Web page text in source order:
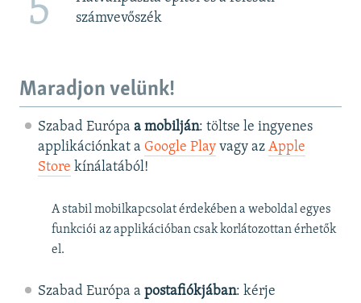
5
számvevőszék
Maradjon velünk!
Szabad Európa a mobilján: töltse le ingyenes
applikációnkat a Google Playvagy az Apple
Store kínálatából!
A stabil mobilkapcsolat érdekében a weboldal egyes
funkciói az applikációban csak korlátozottan érhetők
el.
Szabad Európa a postafiókjában: kérje